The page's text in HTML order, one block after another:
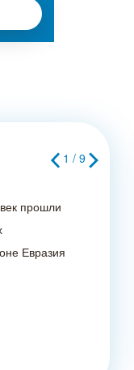
прошли
Евразия
1 / 9